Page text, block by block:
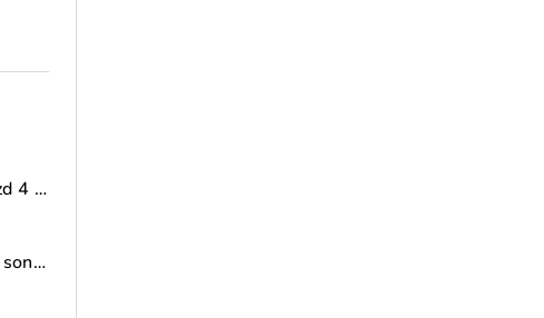
vidaXL Káblový gumený prejazd 4 ks 2-kanálový 101,5 cm
vidaXL Kuchynská skrinka dub sonoma 38x41,5x131,5 cm kompozitné drevo